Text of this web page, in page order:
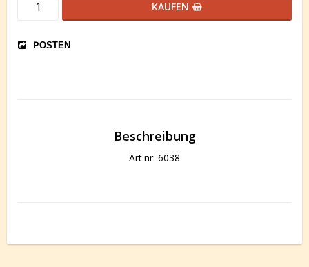
KAUFEN
POSTEN
Beschreibung
Art.nr: 6038